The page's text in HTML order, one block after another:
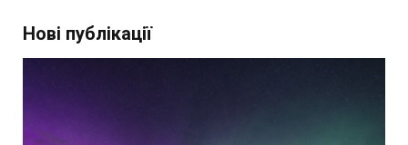
Нові публікації